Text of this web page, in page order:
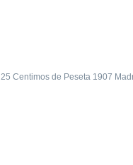
25 Centimos de Peseta 1907